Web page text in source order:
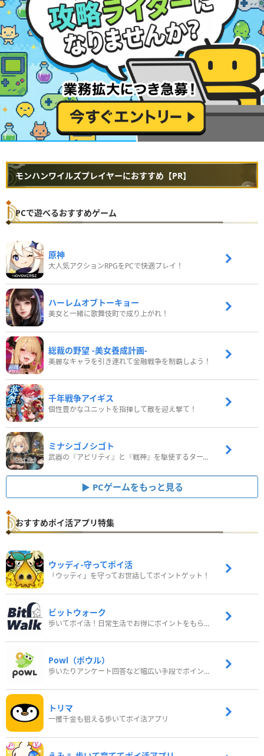
モンハンワイルズプレイヤーにおすすめ【PR】
PCで遊べるおすすめゲーム
原神
大人気アクションRPGをPCで快適プレイ！
ハーレムオブトーキョー
美女と一緒に歌舞伎町で成り上がれ！
総裁の野望 -美女養成計画-
美麗なキャラを引き連れて金融戦争を制覇しよう！
千年戦争アイギス
個性豊かなユニットを指揮して敵を迎え撃て！
ミナシゴノシゴト
武器の『アビリティ』と『戦神』を駆使するターン制コマンドバトルRPG！
PCゲームをもっと見る
おすすめポイ活アプリ特集
ウッディ‐守ってポイ活
「ウッディ」を守ってお世話してポイントゲット！
ビットウォーク
歩いてポイ活！日常生活でお得にポイントをもらおう
Powl（ポウル）
歩いたりアンケート回答など幅広い手段でポイントをゲット
トリマ
一攫千金も狙える歩いてポイ活アプリ